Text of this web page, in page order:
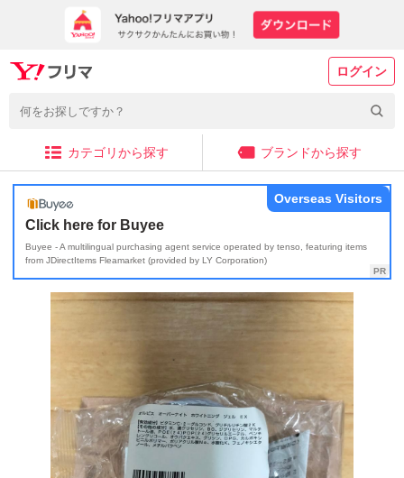
ログイン
カテゴリから探す ブランドから探す
Click here for Buyee
Buyee - A multilingual purchasing agent service operated by tenso, featuring items
from JDirectItems Fleamarket (provided by LY Corporation)
Overseas Visitors